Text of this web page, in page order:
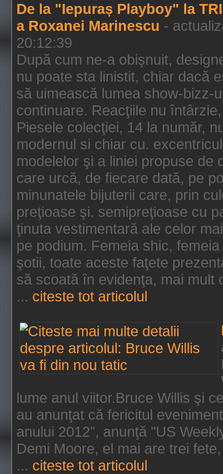
De la "Iepuraș Playboy" la
a Roxanei Marinescu -
20:12:39
După cum ne-a obişnuit,
nu poate sta linistit, chiar dacă
să uimească lumea show-bizz-
continuare. Reacţiile nu
Piesele colecţiei, 14 la număr,
modernul si chiar cu.
modelelor şi a liniei propuse de
care urcă, de fiecare dată, pe
minunatele bijuterii care, prin
preţioase şi. semipreţioase cu
ţinuta vestimentară ale celor
pe podium. Femeia shic,
şotii, toate aceste faţete
să scoată în evidenţa, mai mult
... citeste tot articolul
lume anul viitor.Bruce Willis şi
au anunţat că fericitul
anului 2012", anunţă "US
Demi Moore, el mai are trei
... citeste tot articolul